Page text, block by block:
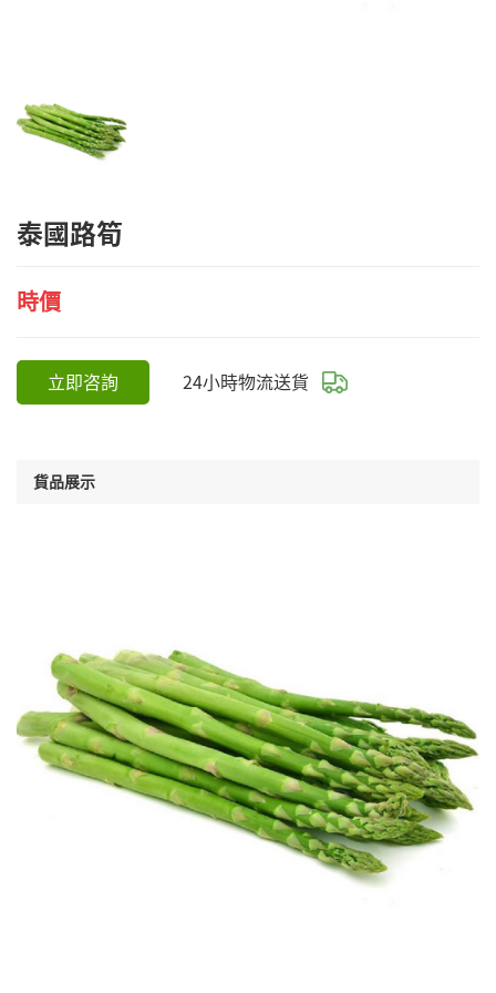
泰國路筍
時價
立即咨詢 24小時物流送貨
貨品展示